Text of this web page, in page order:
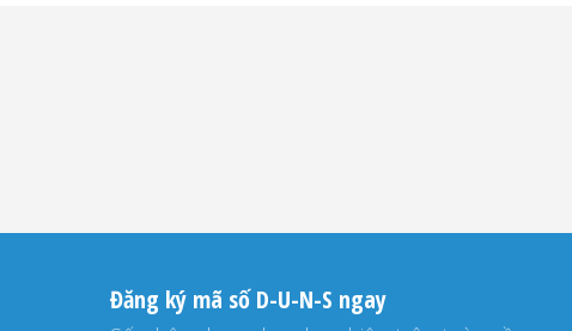
Đăng ký mã số D-U-N-S ngay